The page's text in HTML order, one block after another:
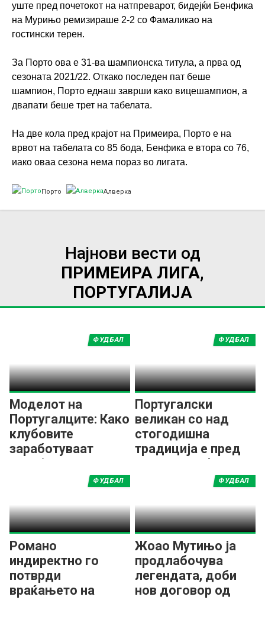
уште пред почетокот на натпреварот, бидејќи Бенфика
на Мурињо ремизираше 2-2 со Фамаликао на
гостински терен.
За Порто ова е 31-ва шампионска титула, а прва од
сезоната 2021/22. Откако последен пат беше
шампион, Порто еднаш заврши како вицешампион, а
двапати беше трет на табелата.
На две кола пред крајот на Примеира, Порто е на
врвот на табелата со 85 бода, Бенфика е втора со 76,
иако оваа сезона нема пораз во лигата.
Порто Алверка
Најнови вести од
ПРИМЕИРА ЛИГА,
ПОРТУГАЛИЈА
Моделот на
Португалците: Како
клубовите
заработуваат
милијарди од
ФУДБАЛ
Португалски
великан со над
стогодишна
традиција е пред
згаснување!
ФУДБАЛ
Романо
индиректно го
потврди
враќањето на
ФУДБАЛ
Жоао Мутињо ја
продлабочува
легендата, доби
нов договор од
ФУДБАЛ